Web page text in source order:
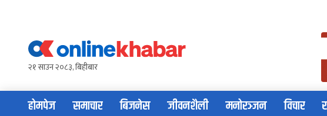
content२१ साउन २०८३, बिहीबार
होमपेज समाचार बिजनेस जीवनशैली मनोरञ्जन विचार